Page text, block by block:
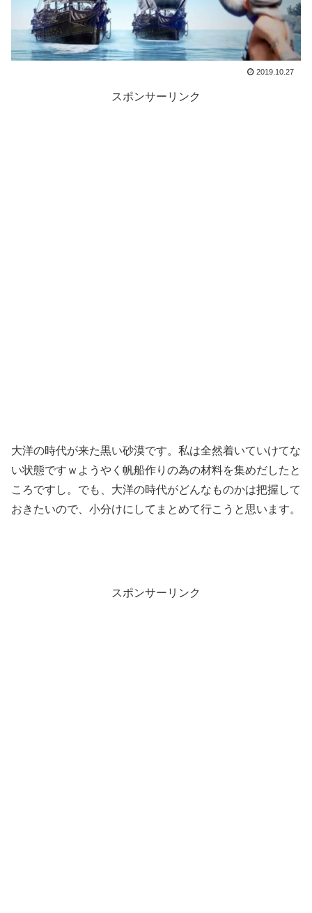
2019.10.27
スポンサーリンク
大洋の時代が来た黒い砂漠です。私は全然着いていけてな
い状態ですｗようやく帆船作りの為の材料を集めだしたと
ころですし。でも、大洋の時代がどんなものかは把握して
おきたいので、小分けにしてまとめて行こうと思います。
スポンサーリンク